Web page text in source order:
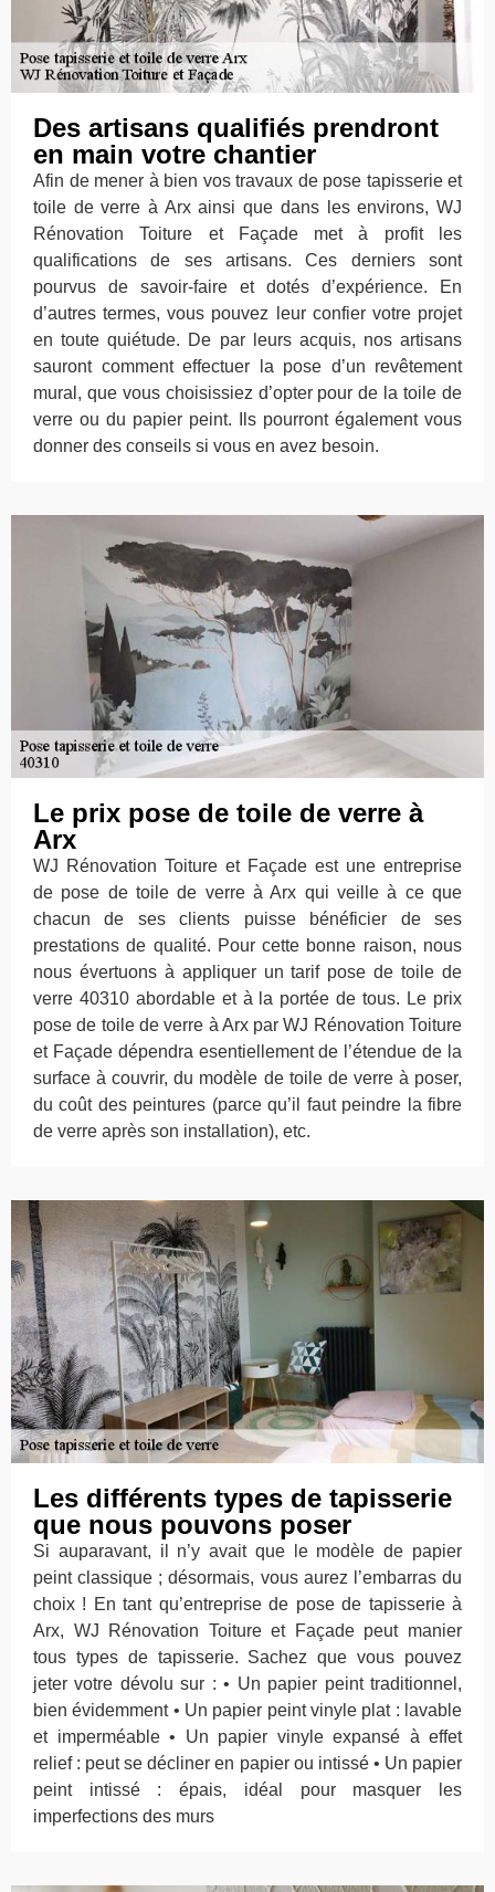
Des artisans qualifiés prendront
en main votre chantier
Afin de mener à bien vos travaux de pose tapisserie et
toile de verre à Arx ainsi que dans les environs, WJ
Rénovation Toiture et Façade met à profit les
qualifications de ses artisans. Ces derniers sont
pourvus de savoir-faire et dotés d’expérience. En
d’autres termes, vous pouvez leur confier votre projet
en toute quiétude. De par leurs acquis, nos artisans
sauront comment effectuer la pose d’un revêtement
mural, que vous choisissiez d’opter pour de la toile de
verre ou du papier peint. Ils pourront également vous
donner des conseils si vous en avez besoin.
Le prix pose de toile de verre à
Arx
WJ Rénovation Toiture et Façade est une entreprise
de pose de toile de verre à Arx qui veille à ce que
chacun de ses clients puisse bénéficier de ses
prestations de qualité. Pour cette bonne raison, nous
nous évertuons à appliquer un tarif pose de toile de
verre 40310 abordable et à la portée de tous. Le prix
pose de toile de verre à Arx par WJ Rénovation Toiture
et Façade dépendra esentiellement de l’étendue de la
surface à couvrir, du modèle de toile de verre à poser,
du coût des peintures (parce qu’il faut peindre la fibre
de verre après son installation), etc.
Les différents types de tapisserie
que nous pouvons poser
Si auparavant, il n’y avait que le modèle de papier
peint classique ; désormais, vous aurez l’embarras du
choix ! En tant qu’entreprise de pose de tapisserie à
Arx, WJ Rénovation Toiture et Façade peut manier
tous types de tapisserie. Sachez que vous pouvez
jeter votre dévolu sur : • Un papier peint traditionnel,
bien évidemment • Un papier peint vinyle plat : lavable
et imperméable • Un papier vinyle expansé à effet
relief : peut se décliner en papier ou intissé • Un papier
peint intissé : épais, idéal pour masquer les
imperfections des murs